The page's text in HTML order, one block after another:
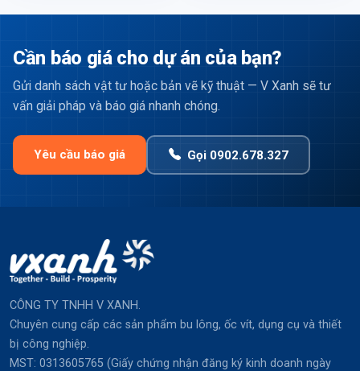
Cần báo giá cho dự án của bạn?
Gửi danh sách vật tư hoặc bản vẽ kỹ thuật — V Xanh sẽ tư
vấn giải pháp và báo giá nhanh chóng.
Yêu cầu báo giá Gọi 0902.678.327
CÔNG TY TNHH V XANH.
Chuyên cung cấp các sản phẩm bu lông, ốc vít, dụng cụ và thiết
bị công nghiệp.
MST: 0313605765 (Giấy chứng nhận đăng ký kinh doanh ngày